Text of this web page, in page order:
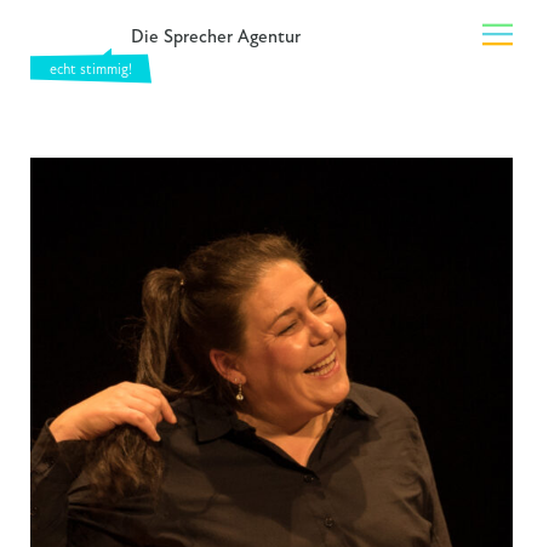
Die Sprecher Agentur